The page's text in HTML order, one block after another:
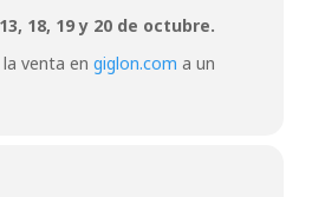
18, 19 y 20 de octubre.
venta en giglon.com a un